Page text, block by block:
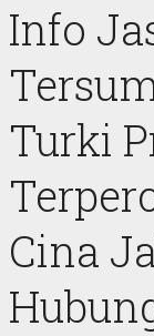
Info
Turki
Cina